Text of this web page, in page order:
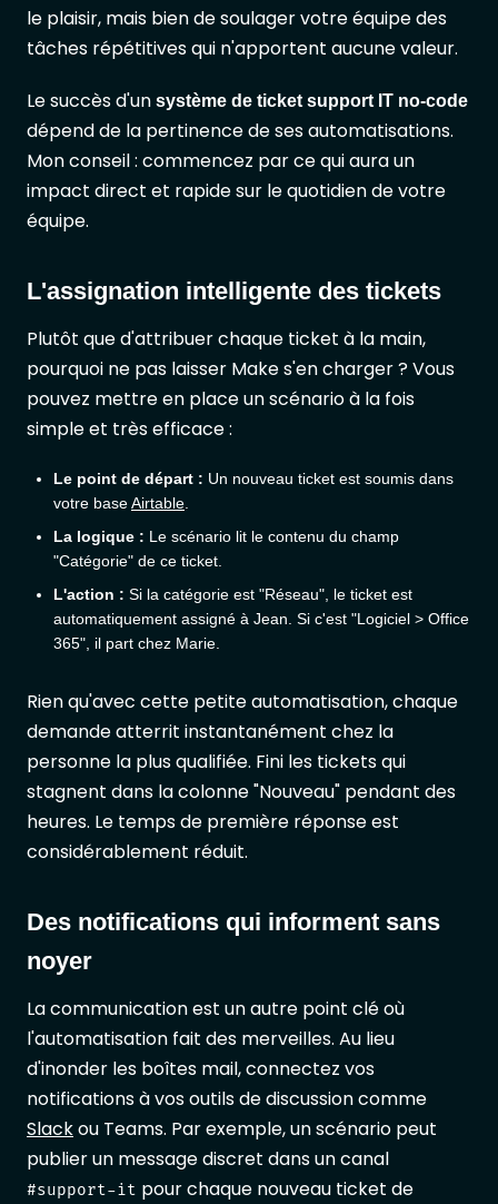
le plaisir, mais bien de soulager votre équipe des
tâches répétitives qui n'apportent aucune valeur.
Le succès d'un système de ticket support IT no-code
dépend de la pertinence de ses automatisations.
Mon conseil : commencez par ce qui aura un
impact direct et rapide sur le quotidien de votre
équipe.
L'assignation intelligente des tickets
Plutôt que d'attribuer chaque ticket à la main,
pourquoi ne pas laisser Make s'en charger ? Vous
pouvez mettre en place un scénario à la fois
simple et très efficace :
Le point de départ : Un nouveau ticket est soumis dans
votre baseAirtable
La logique : Le scénario lit le contenu du champ
"Catégorie" de ce ticket.
L'action : Si la catégorie est "Réseau", le ticket est
automatiquement assigné à Jean. Si c'est "Logiciel > Office
365", il part chez Marie.
Rien qu'avec cette petite automatisation, chaque
demande atterrit instantanément chez la
personne la plus qualifiée. Fini les tickets qui
stagnent dans la colonne "Nouveau" pendant des
heures. Le temps de première réponse est
considérablement réduit.
Des notifications qui informent sans
noyer
La communication est un autre point clé où
l'automatisation fait des merveilles. Au lieu
d'inonder les boîtes mail, connectez vos
notifications à vos outils de discussion comme
Slackou Teams. Par exemple, un scénario peut
publier un message discret dans un canal
#support-it pour chaque nouveau ticket de